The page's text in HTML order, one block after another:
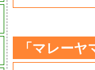
「マレー